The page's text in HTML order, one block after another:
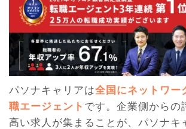
パソナキャリアは全国にネットワー
職エージェント です。企業側からの
高い求人が集まることが、パソナキ